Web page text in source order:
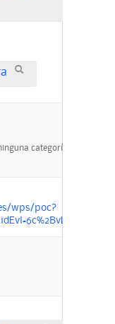
categoría
wps/poc?